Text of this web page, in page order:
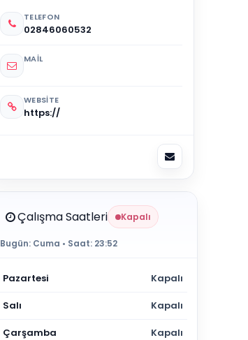
TELEFON
02846060532
MAIL
WEBSITE
https://
Çalışma Saatleri Kapalı
Bugün: Cuma • Saat: 23:52
Pazartesi Kapalı
Salı Kapalı
Çarşamba Kapalı